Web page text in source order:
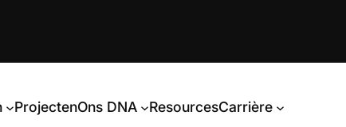
ProjectenOns DNA ResourcesCarrière